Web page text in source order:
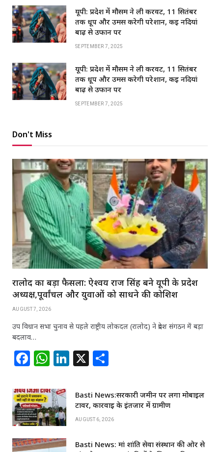
यूपी: प्रदेश में मौसम ने ली करवट, 11 सितंबर
तक धूप और उमस करेगी परेशान, कई नदियां
बाढ़ से उफान पर
SEPTEMBER 7, 2025
यूपी: प्रदेश में मौसम ने ली करवट, 11 सितंबर
तक धूप और उमस करेगी परेशान, कई नदियां
बाढ़ से उफान पर
SEPTEMBER 7, 2025
Don't Miss
रालोद का बड़ा फैसला: ऐश्वर्य राज सिंह बने यूपी के प्रदेश
अध्यक्ष,पूर्वांचल और युवाओं को साधने की कोशिश
AUGUST 7, 2026
उप विधान सभा चुनाव से पहले राष्ट्रीय लोकदल (रालोद) ने प्रदेश संगठन में बड़ा
बदलाव…
F
c
e
b
o
W
at
s
A
p
Li
k
e
dI
n
X
ar
e
Basti News:सरकारी जमीन पर लगा मोबाइल
टावर, कार्रवाई के इंतजार में ग्रामीण
AUGUST 6, 2026
Basti News: मां शांति सेवा संस्थान की ओर से